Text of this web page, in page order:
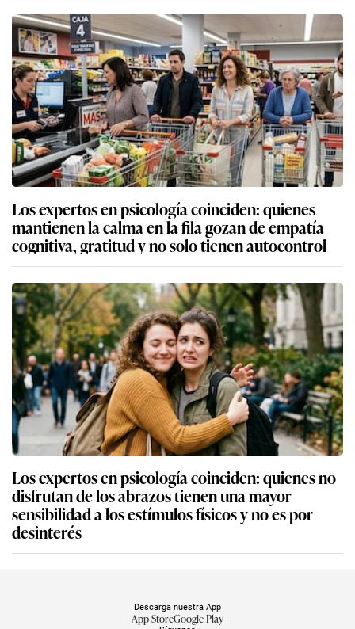
Los expertos en psicología coinciden: quienes
mantienen la calma en la fila gozan de empatía
cognitiva, gratitud y no solo tienen autocontrol
Los expertos en psicología coinciden: quienes no
disfrutan de los abrazos tienen una mayor
sensibilidad a los estímulos físicos y no es por
desinterés
Descarga nuestra App
App StoreGoogle Play